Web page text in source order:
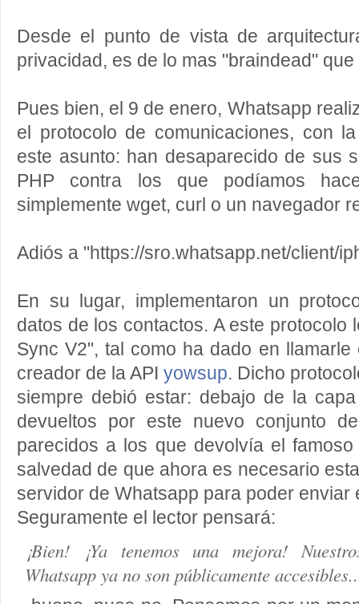
Desde el punto de vista de
privacidad, es de lo mas "braindead"
Pues bien, el 9 de enero, Whatsapp
el protocolo de comunicaciones, con
este asunto: han desaparecido de sus
PHP contra los que podíamos
simplemente wget, curl o un navegador
Adiós a "https://sro.whatsapp.net/client/
En su lugar, implementaron un
datos de los contactos. A este protocolo
Sync V2", tal como ha dado en
creador de la API yowsup. Dicho
siempre debió estar: debajo de la
devueltos por este nuevo conjunto
parecidos a los que devolvía el
salvedad de que ahora es necesario
servidor de Whatsapp para poder enviar
Seguramente el lector pensará:
¡Bien! ¡Ya tenemos una mejora!
Whatsapp ya no son públicamente